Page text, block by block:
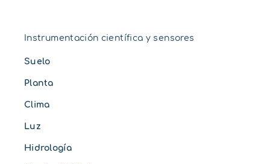
Instrumentación científica y sensores
Suelo
Planta
Clima
Luz
Hidrología